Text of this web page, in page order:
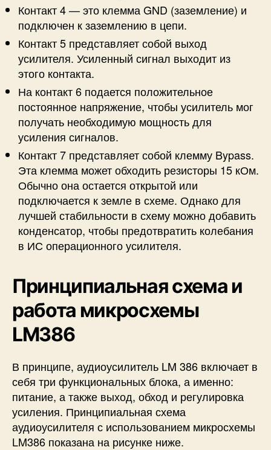
Контакт 4 — это клемма GND (заземление) и
подключен к заземлению в цепи.
Контакт 5 представляет собой выход
усилителя. Усиленный сигнал выходит из
этого контакта.
На контакт 6 подается положительное
постоянное напряжение, чтобы усилитель мог
получать необходимую мощность для
усиления сигналов.
Контакт 7 представляет собой клемму Bypass.
Эта клемма может обходить резисторы 15 кОм.
Обычно она остается открытой или
подключается к земле в схеме. Однако для
лучшей стабильности в схему можно добавить
конденсатор, чтобы предотвратить колебания
в ИС операционного усилителя.
Принципиальная схема и
работа микросхемы
LM386
В принципе, аудиоусилитель LM 386 включает в
себя три функциональных блока, а именно:
питание, а также выход, обход и регулировка
усиления. Принципиальная схема
аудиоусилителя с использованием микросхемы
LM386 показана на рисунке ниже.